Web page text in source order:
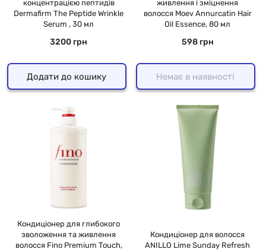
концентрацією пептидів
Dermafirm The Peptide Wrinkle
Serum , 30 мл
3200 грн
Додати до кошику
живлення і зміцнення
волосся Moev Annurcatin Hair
Oil Essence, 80 мл
598 грн
Немає в наявності
Кондиціонер для глибокого
зволоження та живлення
волосся Fino Premium Touch,
Кондиціонер для волосся
ANILLO Lime Sunday Refresh